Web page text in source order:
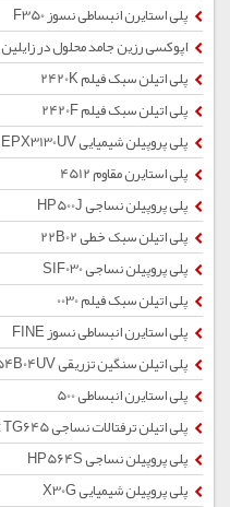
پلی استایرن انبساطی نسوز F350
اپوکسی رزین جامد محلول در زایلین
پلی اتیلن سبک فیلم 2420K
پلی اتیلن سبک فیلم 2420F
پلی پروپیلن شیمیایی EPX3130UV
پلی استایرن مقاوم 4512
پلی پروپیلن نساجی HP500J
پلی اتیلن سبک خطی 22B02
پلی پروپیلن نساجی SIF030
پلی اتیلن سبک فیلم 0030
پلی استایرن انبساطی نسوز FINE
پلی اتیلن سنگین تزریقی 54B04UV
پلی استایرن انبساطی 500
پلی اتیلن ترفتالات نساجی Super Bright TG645
پلی پروپیلن نساجی HP564S
پلی پروپیلن شیمیایی X30G